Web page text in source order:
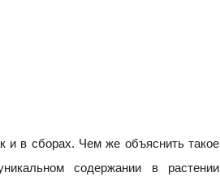
и в сборах. Чем же объяснить такое
содержании в растении